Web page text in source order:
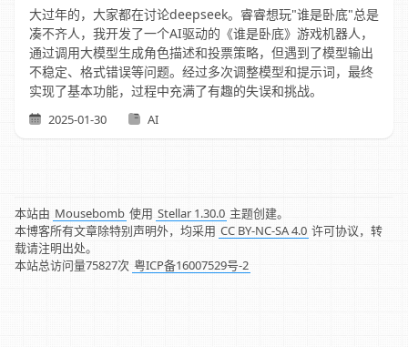
大过年的，大家都在讨论deepseek。睿睿想玩"谁是卧底"总是
凑不齐人，我开发了一个AI驱动的《谁是卧底》游戏机器人，
通过调用大模型生成角色描述和投票策略，但遇到了模型输出
不稳定、格式错误等问题。经过多次调整模型和提示词，最终
实现了基本功能，过程中充满了有趣的失误和挑战。
2025-01-30 AI
本站由 Mousebomb 使用 Stellar 1.30.0 主题创建。
本博客所有文章除特别声明外，均采用 CC BY-NC-SA 4.0 许可协议，转
载请注明出处。
本站总访问量75827次 粤ICP备16007529号-2